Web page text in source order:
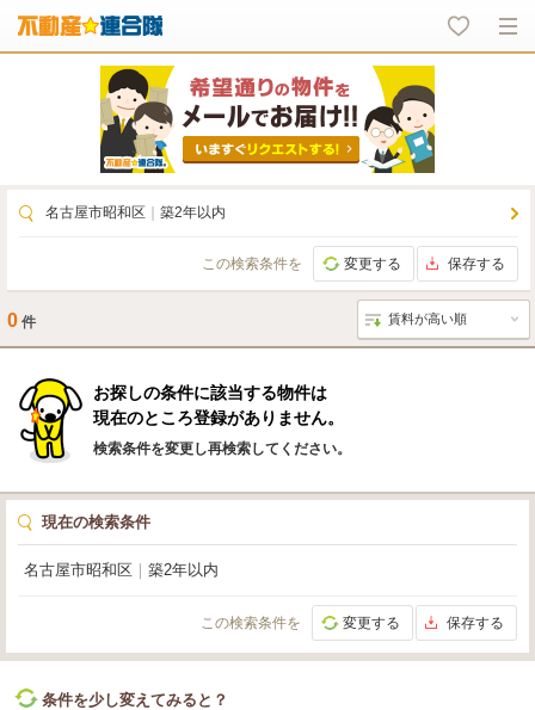
名古屋市昭和区 築2年以内
この検索条件を 変更する 保存する
0 件
お探しの条件に該当する物件は
現在のところ登録がありません。
検索条件を変更し再検索してください。
現在の検索条件
名古屋市昭和区 築2年以内
この検索条件を 変更する 保存する
条件を少し変えてみると？